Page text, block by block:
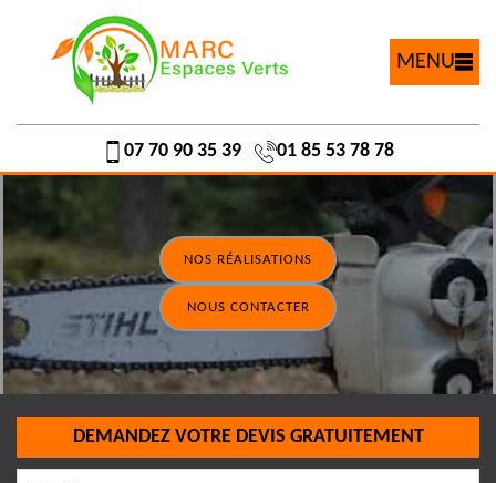
MENU
07 70 90 35 39 01 85 53 78 78
NOS RÉALISATIONS
NOUS CONTACTER
DEMANDEZ VOTRE DEVIS GRATUITEMENT